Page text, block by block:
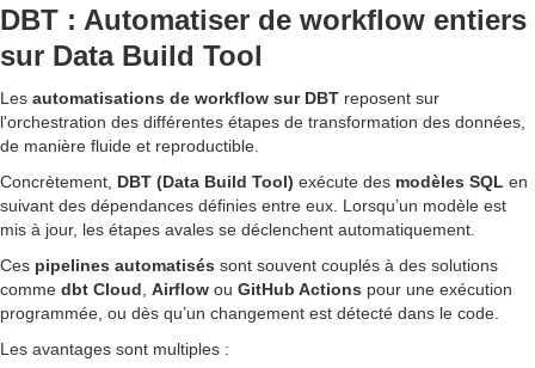
DBT : Automatiser de workflow entiers
sur Data Build Tool
Les automatisations de workflow sur DBT reposent sur
l'orchestration des différentes étapes de transformation des données,
de manière fluide et reproductible.
Concrètement, DBT (Data Build Tool) exécute des modèles SQL en
suivant des dépendances définies entre eux. Lorsqu’un modèle est
mis à jour, les étapes avales se déclenchent automatiquement.
Ces pipelines automatisés sont souvent couplés à des solutions
comme dbt Cloud Airflow ou GitHub Actions pour une exécution
programmée, ou dès qu’un changement est détecté dans le code.
Les avantages sont multiples :